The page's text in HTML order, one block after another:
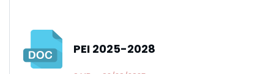
PEI 2025-2028